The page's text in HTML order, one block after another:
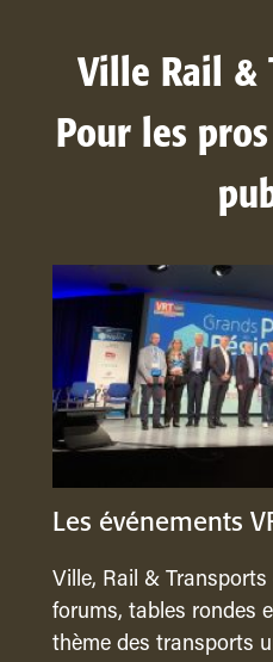
Ville Rail &
Pour les
Les événements
Ville, Rail &
forums, tables rondes
thème des transports